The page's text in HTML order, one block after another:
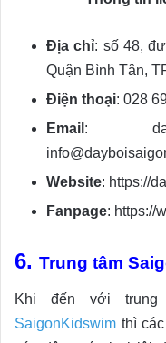
Địa chỉ: số 48,
Quận Bình Tân,
Điện thoại: 028
Email :
Website: https://
Fanpage: https://
6. Trung tâm
Khi đến với trung
SaigonKidswim thì